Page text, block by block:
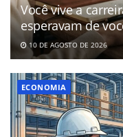
Você vive a
esperavam de
10 DE AGOSTO DE 2026
ECONOMIA